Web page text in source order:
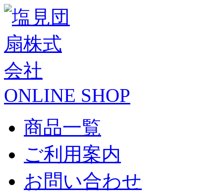
ONLINE SHOP
商品一覧
ご利用案内
お問い合わせ